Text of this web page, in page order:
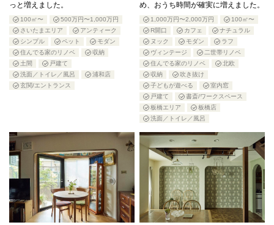
っと増えました。
100㎡〜
500万円〜1,000万円
さいたまエリア
アンティーク
シンプル
ペット
モダン
住んでる家のリノベ
収納
土間
戸建て
洗面／トイレ／風呂
浦和店
玄関/エントランス
め、おうち時間が確実に増えました。
1,000万円〜2,000万円
100㎡〜
R開口
カフェ
ナチュラル
ヌック
モダン
ラフ
ヴィンテージ
二世帯リノベ
住んでる家のリノベ
北欧
収納
吹き抜け
子どもが遊べる
室内窓
戸建て
書斎/ワークスペース
板橋エリア
板橋店
洗面／トイレ／風呂